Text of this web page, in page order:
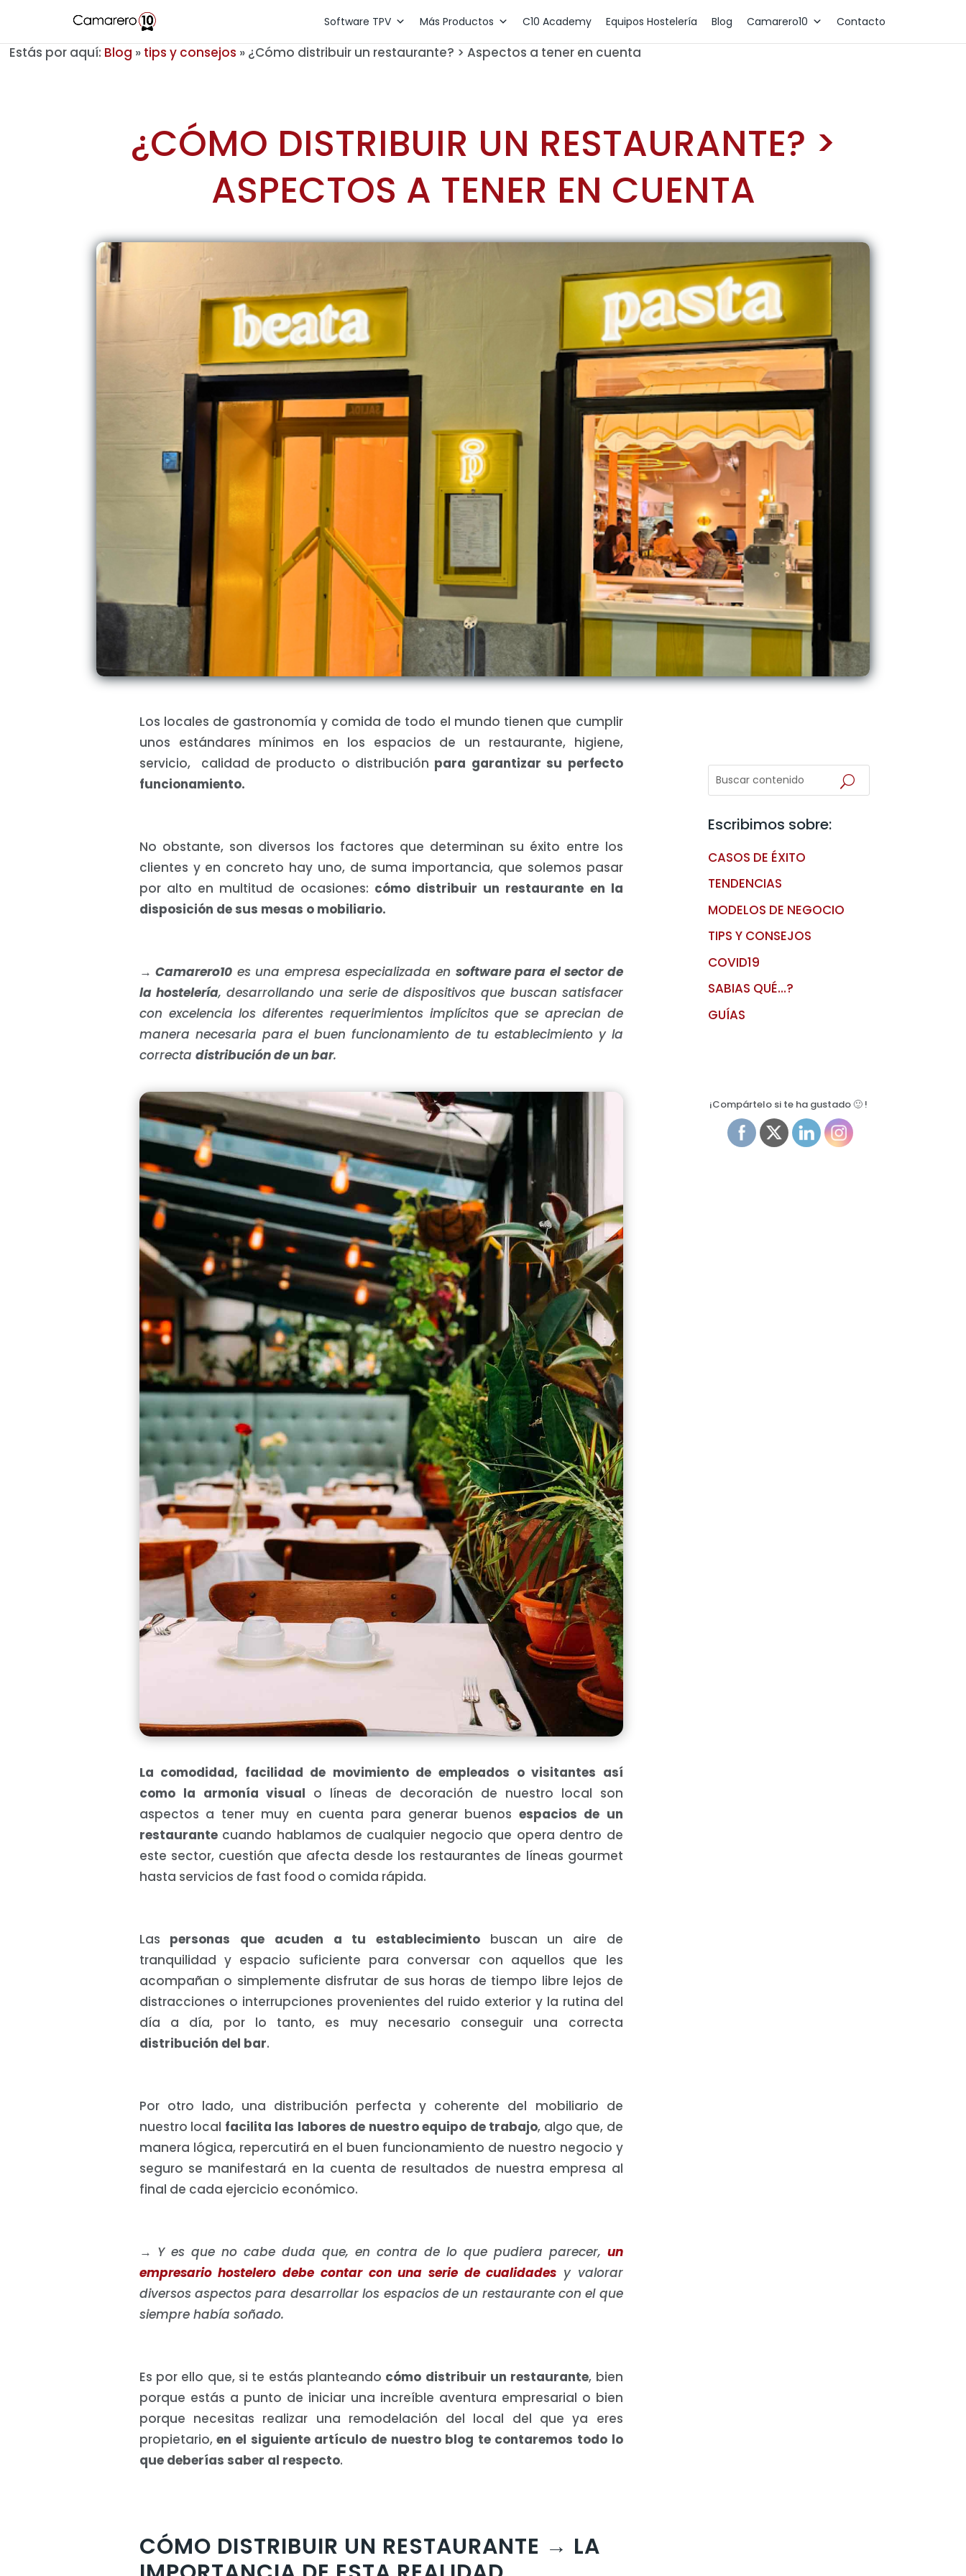
Software TPV Más Productos C10 Academy Equipos Hostelería Blog Camarero10 Contacto
Estás por aquí: Blog » tips y consejos » ¿Cómo distribuir un restaurante? > Aspectos a tener en cuenta
¿CÓMO DISTRIBUIR UN RESTAURANTE? >
ASPECTOS A TENER EN CUENTA
Los locales de gastronomía y comida de todo el mundo tienen que cumplir
unos estándares mínimos en los espacios de un restaurante, higiene,
servicio, calidad de producto o distribución para garantizar su perfecto
funcionamiento.
No obstante, son diversos los factores que determinan su éxito entre los
clientes y en concreto hay uno, de suma importancia, que solemos pasar
por alto en multitud de ocasiones: cómo distribuir un restaurante en la
disposición de sus mesas o mobiliario.
→ Camarero10 es una empresa especializada en software para el sector de
la hostelería, desarrollando una serie de dispositivos que buscan satisfacer
con excelencia los diferentes requerimientos implícitos que se aprecian de
manera necesaria para el buen funcionamiento de tu establecimiento y la
correcta distribución de un bar.
La comodidad, facilidad de movimiento de empleados o visitantes así
como la armonía visual o líneas de decoración de nuestro local son
aspectos a tener muy en cuenta para generar buenos espacios de un
restaurantecuando hablamos de cualquier negocio que opera dentro de
este sector, cuestión que afecta desde los restaurantes de líneas gourmet
hasta servicios de fast food o comida rápida.
Las personas que acuden a tu establecimientobuscan un aire de
tranquilidad y espacio suficiente para conversar con aquellos que les
acompañan o simplemente disfrutar de sus horas de tiempo libre lejos de
distracciones o interrupciones provenientes del ruido exterior y la rutina del
día a día, por lo tanto, es muy necesario conseguir una correcta
distribución del bar.
Por otro lado, una distribución perfecta y coherente del mobiliario de
nuestro local facilita las labores de nuestro equipo de trabajo, algo que, de
manera lógica, repercutirá en el buen funcionamiento de nuestro negocio y
seguro se manifestará en la cuenta de resultados de nuestra empresa al
final de cada ejercicio económico.
→ Y es que no cabe duda que, en contra de lo que pudiera parecer, un
empresario hostelero debe contar con una serie de cualidades y valorar
diversos aspectos para desarrollar los espacios de un restaurante con el que
siempre había soñado.
Es por ello que, si te estás planteando cómo distribuir un restaurante, bien
porque estás a punto de iniciar una increíble aventura empresarial o bien
porque necesitas realizar una remodelación del local del que ya eres
propietario,en el siguiente artículo de nuestro blog te contaremos todo lo
que deberías saber al respecto.
CÓMO DISTRIBUIR UN RESTAURANTE → LA
Escribimos sobre:
CASOS DE ÉXITO
TENDENCIAS
MODELOS DE NEGOCIO
TIPS Y CONSEJOS
COVID19
SABIAS QUÉ…?
GUÍAS
¡Compártelo si te ha gustado 🙂 !